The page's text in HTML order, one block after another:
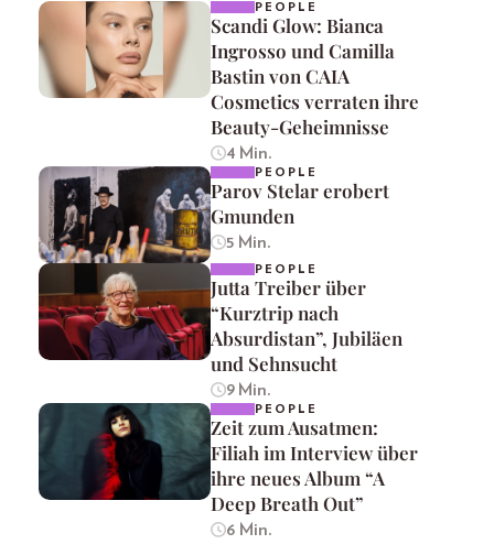
PEOPLE
Scandi Glow: Bianca
Ingrosso und Camilla
Bastin von CAIA
Cosmetics verraten ihre
Beauty-Geheimnisse
4 Min.
PEOPLE
Parov Stelar erobert
Gmunden
5 Min.
PEOPLE
Jutta Treiber über
“Kurztrip nach
Absurdistan”, Jubiläen
und Sehnsucht
9 Min.
PEOPLE
Zeit zum Ausatmen:
Filiah im Interview über
ihre neues Album “A
Deep Breath Out”
6 Min.